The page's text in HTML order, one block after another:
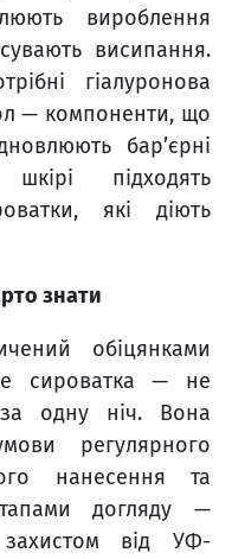
вироблення
висипання.
гіалуронова
— компоненти, що
бар’єрні
шкірі підходять
які діють
знати
обіцянками
сироватка — не
одну ніч. Вона
регулярного
нанесення та
догляду —
захистом від УФ-